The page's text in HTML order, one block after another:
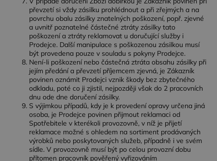
převzetí si vždy zásilku prohlédnout a při zřejmých a na
povrchu obalu zásilky znatelných poškození, popř. zjevné
a uvnitř poznatelné částečné ztráty zásilky tato
poškození a ztráty reklamovat u doručující služby i
Prodejce. Další manipulace s poškozenou zásilkou musí
být provedena pouze v souladu s pokyny Prodejce.
Není-li poškození nebo částečná ztráta obsahu zásilky při
jejím předání a převzetí příjemcem zjevná, je Zákazník
povinen oznámit Prodejci vznik škody bez zbytečného
odkladu, poté co ji zjistil, nejpozději však do 2 pracovních
dnu ode dne doručení zásilky.
S výjimkou případů, kdy je k provedení opravy určena jiná
osoba, je Prodejce povinen přijmout reklamaci od
Spotřebitele v kterékoli provozovně, v níž je přijetí
reklamace možné s ohledem na sortiment prodávaných
výrobků nebo poskytovaných služeb, případně i ve svém
sídle. V provozovně musí být po celou provozní dobu
přítomen pracovník pověřený vyřizováním
CookieScriptConsent
CookieScript
.dessinatelier.cz
4
týdny
2 dny
Tento soubor
cookie
používá
služba
Script.com k
zapamatování
předvoleb
souhlasu se
soubory
cookie
návštěvníků.
Je nutné, aby
banner
Cookie-
Script.com
fungoval
správně.
zásadách ochrany soukromí společnosti Google